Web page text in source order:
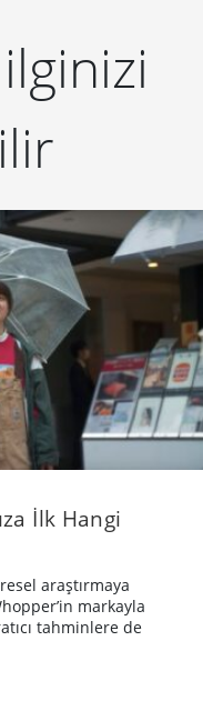
İlk Hangi
araştırmaya
markayla
tahminlere de